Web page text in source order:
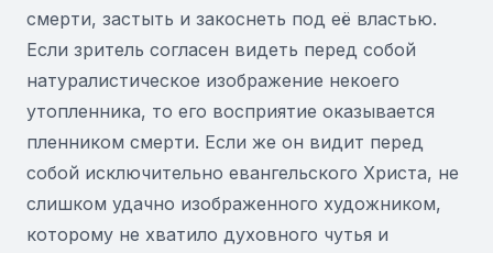
смерти, застыть и закоснеть под её властью.
Если зритель согласен видеть перед собой
натуралистическое изображение некоего
утопленника, то его восприятие оказывается
пленником смерти. Если же он видит перед
собой исключительно евангельского Христа, не
слишком удачно изображенного художником,
которому не хватило духовного чутья и